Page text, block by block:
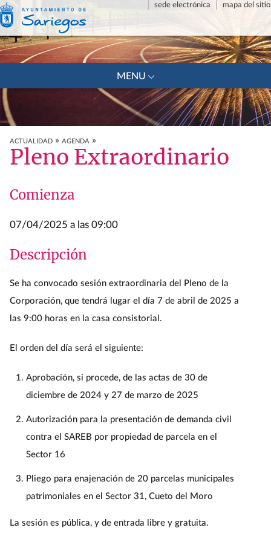
sede electrónica mapa del sitio
MENU +
ACTUALIDAD » AGENDA »
Pleno Extraordinario
Comienza
07/04/2025 a las 09:00
Descripción
Se ha convocado sesión extraordinaria del Pleno de la
Corporación, que tendrá lugar el día 7 de abril de 2025 a
las 9:00 horas en la casa consistorial.
El orden del día será el siguiente:
Aprobación, si procede, de las actas de 30 de
diciembre de 2024 y 27 de marzo de 2025
Autorización para la presentación de demanda civil
contra el SAREB por propiedad de parcela en el
Sector 16
Pliego para enajenación de 20 parcelas municipales
patrimoniales en el Sector 31, Cueto del Moro
La sesión es pública, y de entrada libre y gratuita.